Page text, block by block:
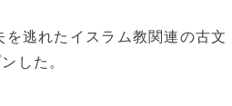
を逃れたイスラム教関連の古文
した。